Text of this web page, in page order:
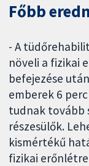
Főbb
- A
növeli a fizikai
befejezése
emberek 6
tudnak tovább
részesülők.
kismértékű
fizikai